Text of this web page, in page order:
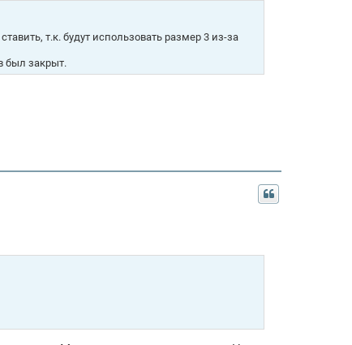
т.к. будут использовать размер 3 из-за
был закрыт.